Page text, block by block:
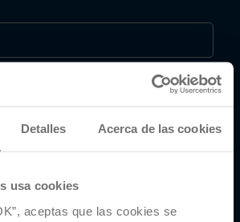
Detalles Acerca de las cookies
usa cookies
aceptas que las cookies se